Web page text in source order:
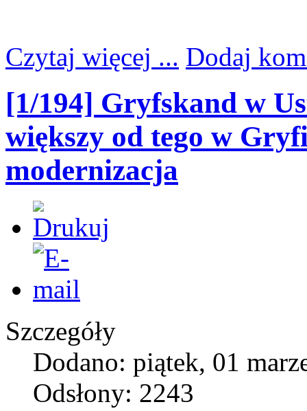
Czytaj więcej ... Dodaj
[1/194] Gryfskand w
większy od tego w
modernizacja
Szczegóły
Dodano: piątek, 01
Odsłony: 2243